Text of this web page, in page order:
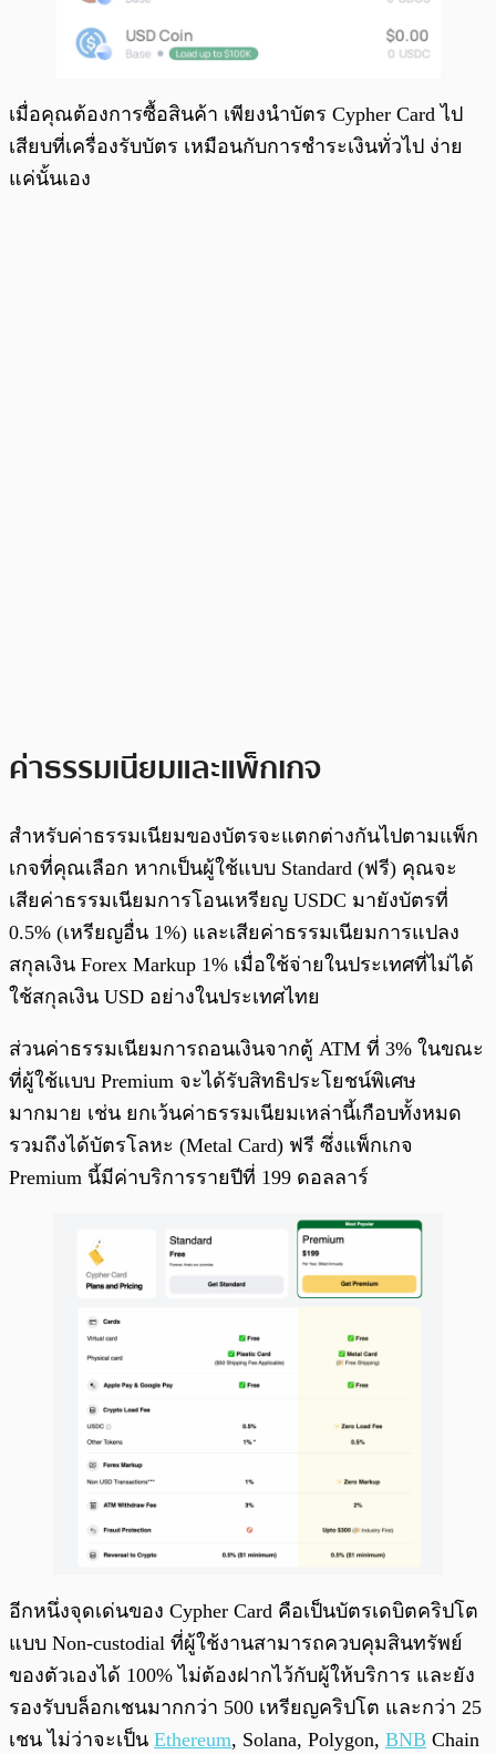
เมื่อคุณต้องการซื้อสินค้า เพียงนำบัตร Cypher Card ไป
เสียบที่เครื่องรับบัตร เหมือนกับการชำระเงินทั่วไป ง่าย
แค่นั้นเอง
ค่าธรรมเนียมและแพ็กเกจ
สำหรับค่าธรรมเนียมของบัตรจะแตกต่างกันไปตามแพ็ก
เกจที่คุณเลือก หากเป็นผู้ใช้แบบ Standard (ฟรี) คุณจะ
เสียค่าธรรมเนียมการโอนเหรียญ USDC มายังบัตรที่
0.5% (เหรียญอื่น 1%) และเสียค่าธรรมเนียมการแปลง
สกุลเงิน Forex Markup 1% เมื่อใช้จ่ายในประเทศที่ไม่ได้
ใช้สกุลเงิน USD อย่างในประเทศไทย
ส่วนค่าธรรมเนียมการถอนเงินจากตู้ ATM ที่ 3% ในขณะ
ที่ผู้ใช้แบบ Premium จะได้รับสิทธิประโยชน์พิเศษ
มากมาย เช่น ยกเว้นค่าธรรมเนียมเหล่านี้เกือบทั้งหมด
รวมถึงได้บัตรโลหะ (Metal Card) ฟรี ซึ่งแพ็กเกจ
Premium นี้มีค่าบริการรายปีที่ 199 ดอลลาร์
อีกหนึ่งจุดเด่นของ Cypher Card คือเป็นบัตรเดบิตคริปโต
แบบ Non-custodial ที่ผู้ใช้งานสามารถควบคุมสินทรัพย์
ของตัวเองได้ 100% ไม่ต้องฝากไว้กับผู้ให้บริการ และยัง
รองรับบล็อกเชนมากกว่า 500 เหรียญคริปโต และกว่า 25
เชน ไม่ว่าจะเป็น Ethereum, Solana, Polygon, BNB Chain